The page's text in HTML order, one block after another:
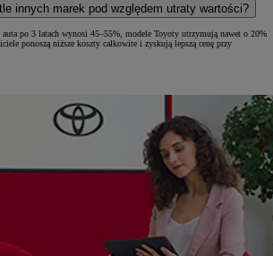
innych marek pod względem utraty wartości?
auta po 3 latach wynosi 45–55%, modele Toyoty utrzymują nawet o 20%
ponoszą niższe koszty całkowite i zyskują lepszą cenę przy